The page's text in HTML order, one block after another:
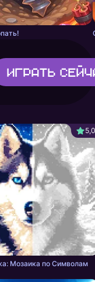
Играть
5,0
Мозаика по Символам